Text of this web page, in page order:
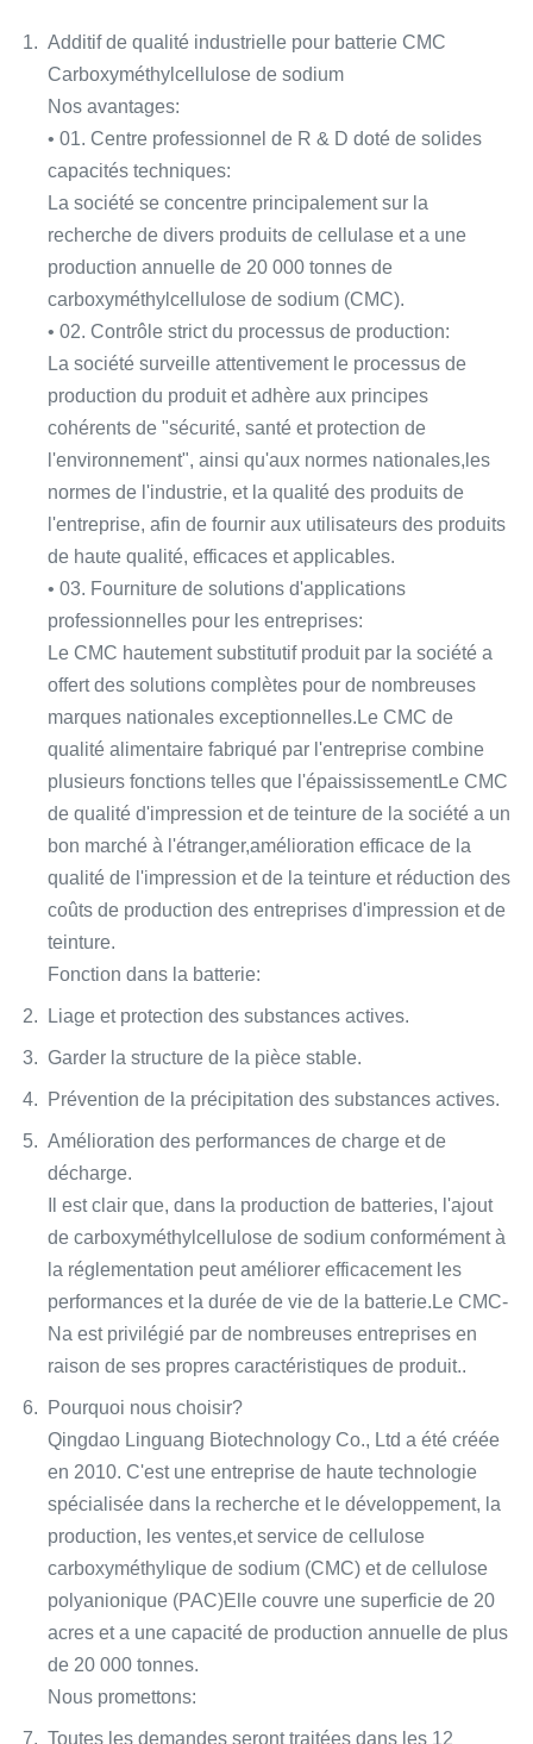
Additif de qualité industrielle pour batterie CMC
Carboxyméthylcellulose de sodium
Nos avantages:
• 01. Centre professionnel de R & D doté de solides
capacités techniques:
La société se concentre principalement sur la
recherche de divers produits de cellulase et a une
production annuelle de 20 000 tonnes de
carboxyméthylcellulose de sodium (CMC).
• 02. Contrôle strict du processus de production:
La société surveille attentivement le processus de
production du produit et adhère aux principes
cohérents de "sécurité, santé et protection de
l'environnement", ainsi qu'aux normes nationales,les
normes de l'industrie, et la qualité des produits de
l'entreprise, afin de fournir aux utilisateurs des produits
de haute qualité, efficaces et applicables.
• 03. Fourniture de solutions d'applications
professionnelles pour les entreprises:
Le CMC hautement substitutif produit par la société a
offert des solutions complètes pour de nombreuses
marques nationales exceptionnelles.Le CMC de
qualité alimentaire fabriqué par l'entreprise combine
plusieurs fonctions telles que l'épaississementLe CMC
de qualité d'impression et de teinture de la société a un
bon marché à l'étranger,amélioration efficace de la
qualité de l'impression et de la teinture et réduction des
coûts de production des entreprises d'impression et de
teinture.
Fonction dans la batterie:
Liage et protection des substances actives.
Garder la structure de la pièce stable.
Prévention de la précipitation des substances actives.
Amélioration des performances de charge et de
décharge.
Il est clair que, dans la production de batteries, l'ajout
de carboxyméthylcellulose de sodium conformément à
la réglementation peut améliorer efficacement les
performances et la durée de vie de la batterie.Le CMC-
Na est privilégié par de nombreuses entreprises en
raison de ses propres caractéristiques de produit..
Pourquoi nous choisir?
Qingdao Linguang Biotechnology Co., Ltd a été créée
en 2010. C'est une entreprise de haute technologie
spécialisée dans la recherche et le développement, la
production, les ventes,et service de cellulose
carboxyméthylique de sodium (CMC) et de cellulose
polyanionique (PAC)Elle couvre une superficie de 20
acres et a une capacité de production annuelle de plus
de 20 000 tonnes.
Nous promettons:
Toutes les demandes seront traitées dans les 12